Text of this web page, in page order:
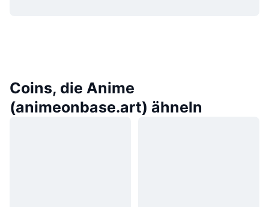
Coins, die Anime
(animeonbase.art) ähneln